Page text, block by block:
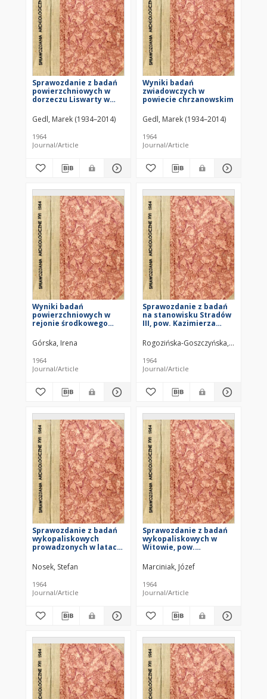
Sprawozdanie z badań
powierzchniowych w
dorzeczu Liswarty w
Gedl, Marek (1934–2014)
1964
Journal/Article
Wyniki badań
zwiadowczych w
powiecie chrzanowskim
Gedl, Marek (1934–2014)
1964
Journal/Article
Wyniki badań
powierzchniowych w
rejonie środkowego
Górska, Irena
1964
Journal/Article
Sprawozdanie z badań
na stanowisku Stradów
III, pow. Kazimierza
1962
Rogozińska-Goszczyńska, Renata
1964
Journal/Article
Sprawozdanie z badań
wykopaliskowych
prowadzonych w latach
pow. Kazimierza Wielka
Nosek, Stefan
1964
Journal/Article
Sprawozdanie z badań
wykopaliskowych w
Witowie, pow.
1962 r.
Marciniak, Józef
1964
Journal/Article